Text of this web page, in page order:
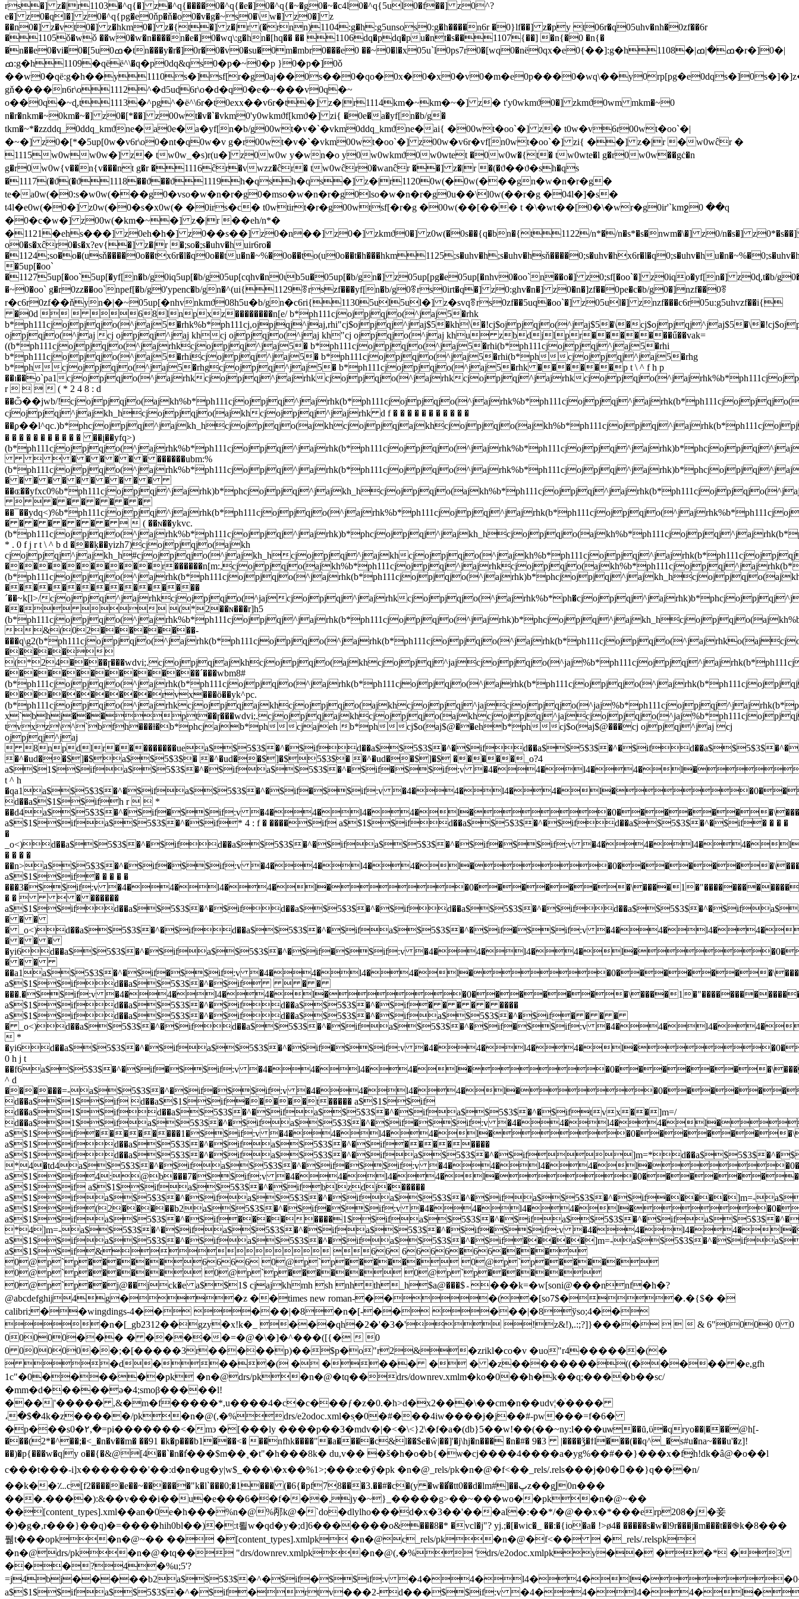
?
@abcdefghij4g��z ��times new roman-���(�[so7$��.�{$� �
calibri;��wingdings-4�� ���|�8�n�[-�� ���|�8ўso;4��
�n�[_gb2312��gzy�x!k�_ ���qh�2�'�3�' !z&!),.:;?]}����    & 6"0000 0 0
00000��� � �����=�@�\�]�^���([{�  0
0 00000��;�[�����3r�����p)��$p�o"r2&�zrikl�co�v �uo"r4������(�
 �d����( � ���� � � �z��������((����� �e,gfh
1c"�0������pk �n�@drs/pk�n�@�tq��drs/downrev.xmlm�ko�0��h�k��q;����b��sc/
�mm�d�����ǝ�4;smoβ�����l!
���|'����� ,&�m�f�����*,u����4�c�c���ƒ�z�0.�h>d�x2���\��cm�n��udv¦�ׄ����
،�$�4k�z�����/pk�n�@(,�%drs/e2odoc.xml�s͎�0�#���4iw����j�j��#-pw���=f�6�
�p���s0�۲,�=pi�������<�m϶ �[���ly ����p��3�mdv�|�<�\<}2\�f�a�(db}5��w!��(��~ny:l���uѡ��ŭ,ϋ�qryo��|���@h[-
���(2*�^��;�<_�n�v��m� ��91 �k�p���b1���<� ��nfhk����"�a����c&l��$e�ŵ|��]'�j\hj�n��� �n�#� 9�3 |����ǯ�ϯl���(��q^_�s#u�na~���u'�z]!
��)�p{���w�q|y o��{�&@[4��`�n�ٝf���$m��˳�t"�h���8k� du,v�� �š�h�o�b{�ѡ�cj����4����a�yg%��#��}���x�f͎h!dk�â@�o��l
c���t���-i]x �������'��:d�n�ug�y| w$_���\�x��%1>;���:e�y̋�pk �n�@_rels/pk�n�@�f<�� _rels/.rels���j�0 ���}q���n/
��k��؊c[f2�����e��~������"k�l`���0;�1��� (�6{�pf78���3.��#�c�(y ̵�w��͘�tt0��d�lm#]��ڀz��gͿ0n���
���.����):&��v���i��u�e���6��f���,jy�~}_�����g>��~���wo��pk�n�@~��
��[content_types].xml��an�0e�h���%n�@%邴k@�`do�dlylho���d�x�3��'���al�:��*/�@��x�*���erp208�j�妾
�)�g�,r���}��q)�=����hiһ0bl��)�:t뢸w�qd�y�;d]6�������o&���8�* �vcl�j"? yj.;�[�wic�_ ��:�{io�a� !>ø4� �����s�w�l9r���j̛�m���t��֎k�8���
풺t���opk�n�@~�� �� �[content_types].xmlpk �n�@c_rels/pk�n�@�f<��  �_rels/.relspk
�n�@drs/pk�n�@�tq�� "drs/downrev.xmlpk�n�@(,�% 'drs/e2odoc.xmlpky�� ��* �3
���?4�%u;5'?
=j4bj�����b2a$$5$3$�^�$if�$$if:v
a$$1$$ifa$$5$3$�^�$if�rtv���2-d���$$if:v